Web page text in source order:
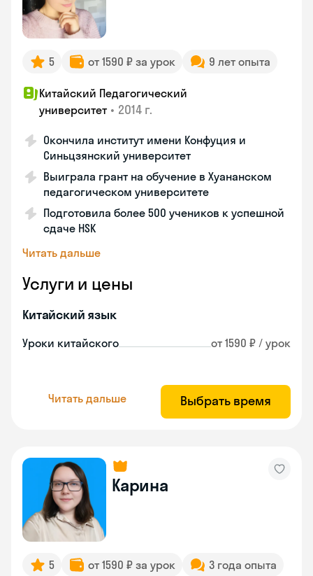
5 от 1590 ₽ за урок 9 лет опыта
Китайский Педагогический
университет • 2014 г.
Окончила институт имени Конфуция и
Синьцзянский университет
Выиграла грант на обучение в Хуананском
педагогическом университете
Подготовила более 500 учеников к успешной
сдаче HSK
Читать дальше
Услуги и цены
Китайский язык
Уроки китайского от 1590 ₽ / урок
Читать дальше Выбрать время
Карина
5 от 1590 ₽ за урок
3 года опыта